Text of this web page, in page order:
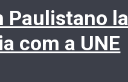
Paulistano
com a UNE